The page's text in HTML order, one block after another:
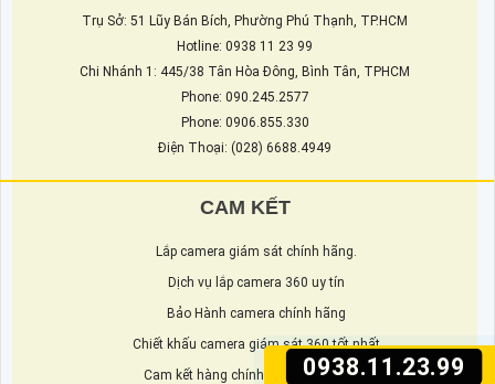
0938.11.23.99
Trụ Sở: 51 Lũy Bán Bích, Phường Phú Thạnh, TP.HCM
Hotline: 0938 11 23 99
Chi Nhánh 1: 445/38 Tân Hòa Đông, Bình Tân, TPHCM
Phone: 090.245.2577
Phone: 0906.855.330
Điện Thoại: (028) 6688.4949
CAM KẾT
Lắp camera giám sát chính hãng.
Dịch vụ lắp camera 360 uy tín
Bảo Hành camera chính hãng
Chiết khấu camera giám sát 360 tốt nhất
Cam kết hàng chính hãng chất lượng